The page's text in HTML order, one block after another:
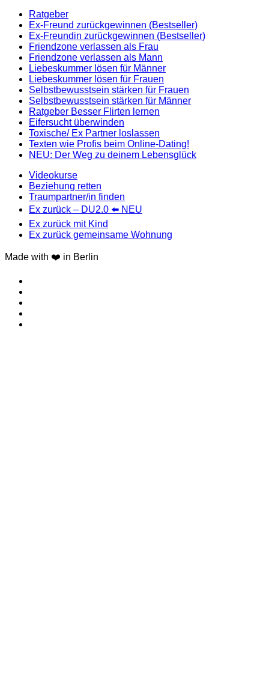
Ratgeber
Ex-Freund zurückgewinnen (Bestseller)
Ex-Freundin zurückgewinnen (Bestseller)
Friendzone verlassen als Frau
Friendzone verlassen als Mann
Liebeskummer lösen für Männer
Liebeskummer lösen für Frauen
Selbstbewusstsein stärken für Frauen
Selbstbewusstsein stärken für Männer
Ratgeber Besser Flirten lernen
Eifersucht überwinden
Toxische/ Ex Partner loslassen
Texten wie Profis beim Online-Dating!
NEU: Der Weg zu deinem Lebensglück
Videokurse
Beziehung retten
Traumpartner/in finden
Ex zurück – DU2.0 ⬅️ NEU
Ex zurück mit Kind
Ex zurück gemeinsame Wohnung
Made with ❤️ in Berlin